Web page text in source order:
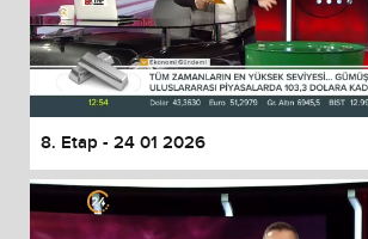
8. Etap - 24 01 2026